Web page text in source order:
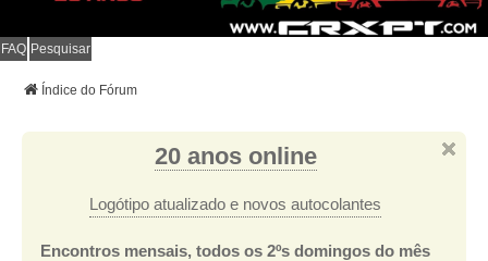
FAQ Pesquisar
Índice do Fórum
20 anos online
Logótipo atualizado e novos autocolantes
Encontros mensais, todos os 2ºs domingos do mês